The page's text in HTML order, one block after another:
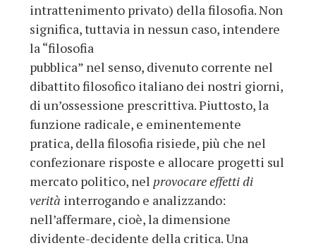
intrattenimento privato) della filosofia. Non
significa, tuttavia in nessun caso, intendere
la “filosofia
pubblica” nel senso, divenuto corrente nel
dibattito filosofico italiano dei nostri giorni,
di un’ossessione prescrittiva. Piuttosto, la
funzione radicale, e eminentemente
pratica, della filosofia risiede, più che nel
confezionare risposte e allocare progetti sul
mercato politico, nel provocare effetti di
verità interrogando e analizzando:
nell’affermare, cioè, la dimensione
dividente-decidente della critica. Una